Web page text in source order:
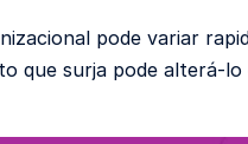
pode variar
que surja pode alterá-